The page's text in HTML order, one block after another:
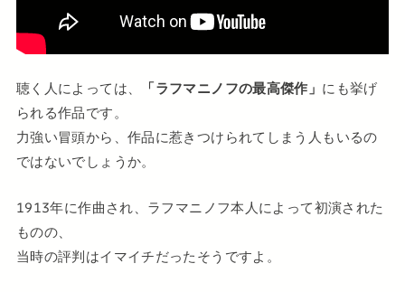
聴く人によっては、 「ラフマニノフの最高傑作」 にも挙げ
られる作品です。
力強い冒頭から、作品に惹きつけられてしまう人もいるの
ではないでしょうか。
1913年に作曲され、ラフマニノフ本人によって初演された
ものの、
当時の評判はイマイチだったそうですよ。